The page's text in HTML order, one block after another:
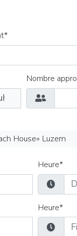
Nombre
House» Luzern
Heure*
Heure*